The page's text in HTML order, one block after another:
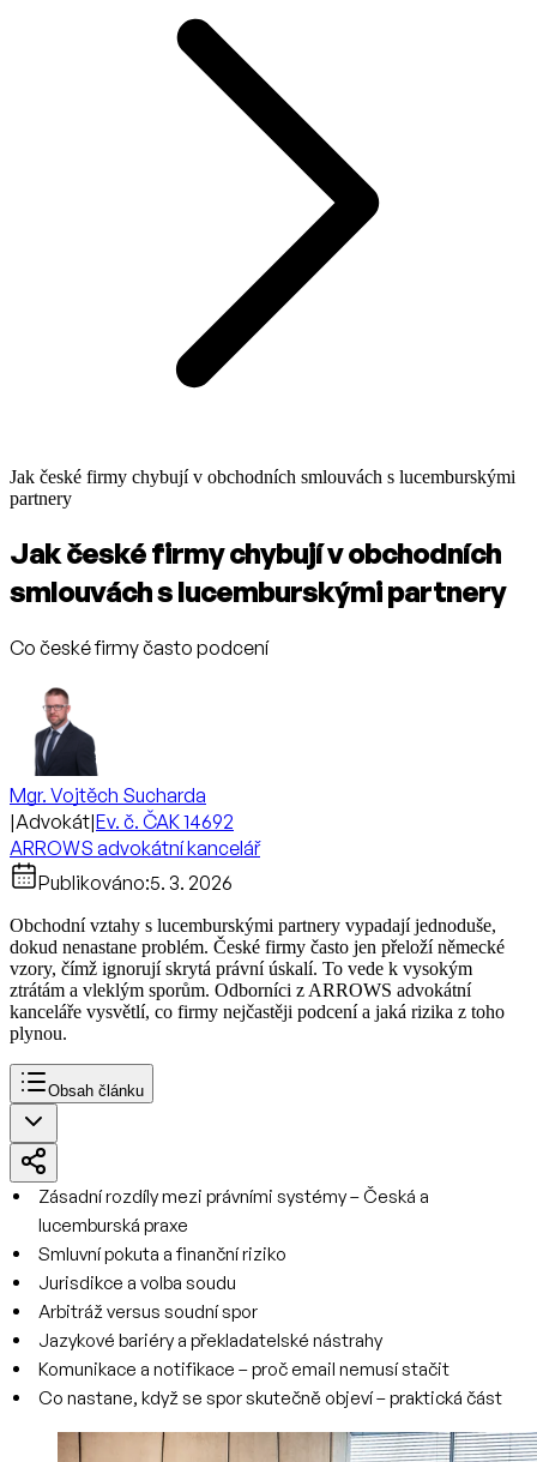
Jak české firmy chybují v obchodních smlouvách s lucemburskými
partnery
Jak české firmy chybují v obchodních
smlouvách s lucemburskými partnery
Co české firmy často podcení
Mgr. Vojtěch Sucharda
|Advokát|Ev. č. ČAK 14692
ARROWS advokátní kancelář
Publikováno:5. 3. 2026
Obchodní vztahy s lucemburskými partnery vypadají jednoduše,
dokud nenastane problém. České firmy často jen přeloží německé
vzory, čímž ignorují skrytá právní úskalí. To vede k vysokým
ztrátám a vleklým sporům. Odborníci z ARROWS advokátní
kanceláře vysvětlí, co firmy nejčastěji podcení a jaká rizika z toho
plynou.
Obsah článku
Zásadní rozdíly mezi právními systémy – Česká a
lucemburská praxe
Smluvní pokuta a finanční riziko
Jurisdikce a volba soudu
Arbitráž versus soudní spor
Jazykové bariéry a překladatelské nástrahy
Komunikace a notifikace – proč email nemusí stačit
Co nastane, když se spor skutečně objeví – praktická část